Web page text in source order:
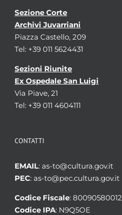
Sezione Corte
Archivi Juvarriani
Piazza Castello, 209
Tel: +39 011 5624431
Sezioni Riunite
Ex Ospedale San Luigi
Via Piave, 21
Tel: +39 011 4604111
CONTATTI
EMAIL: as-to@cultura.gov.it
PEC: as-to@pec.cultura.gov.it
Codice Fiscale: 80090580012
Codice IPA: N9Q5OE